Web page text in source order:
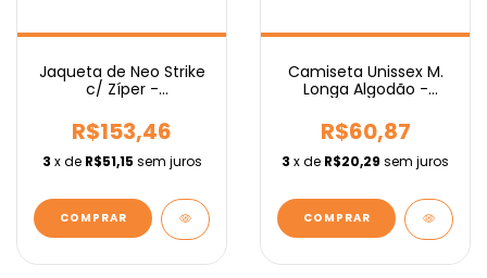
Jaqueta de Neo Strike
c/ Zíper -
R$153,46
3 x de R$51,15 sem juros
COMPRAR
Camiseta Unissex M.
Longa Algodão -
R$60,87
3 x de R$20,29 sem juros
COMPRAR